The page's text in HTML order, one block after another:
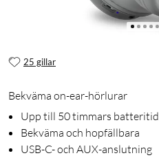
25 gillar
Bekväma on-ear-hörlurar
Upp till 50 timmars batteritid
Bekväma och hopfällbara
USB-C- och AUX-anslutning